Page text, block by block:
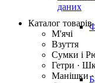
даних
Каталог товарів
М'ячі
Взуття
Сумки і
Гетри ·
Манішки